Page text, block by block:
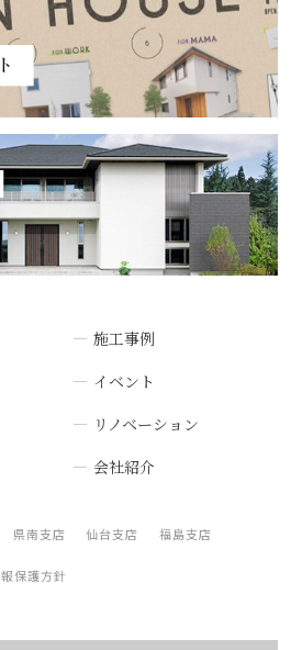
施工事例
イベント
リノベーション
会社紹介
県南支店 仙台支店 福島支店
保護方針